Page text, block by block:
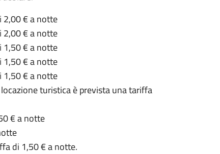
2,00 € a notte
2,00 € a notte
1,50 € a notte
1,50 € a notte
1,50 € a notte
turistica è prevista una tariffa
€ a notte
di 1,50 € a notte.